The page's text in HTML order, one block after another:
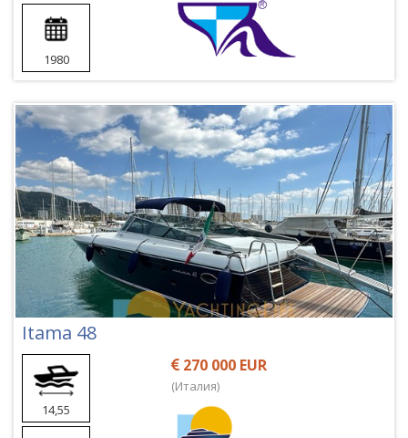
1980
Itama 48
14,55
270 000 EUR
(Италия)